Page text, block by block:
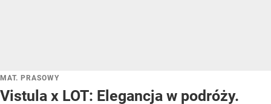
MAT. PRASOWY
Vistula x LOT: Elegancja w podróży.